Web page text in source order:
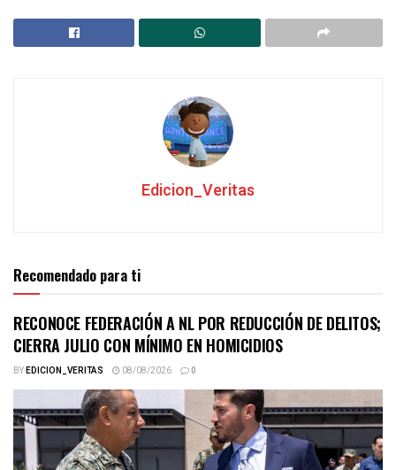
Edicion_Veritas
Recomendado para ti
RECONOCE FEDERACIÓN A NL POR REDUCCIÓN DE DELITOS;
CIERRA JULIO CON MÍNIMO EN HOMICIDIOS
BYEDICION_VERITAS 08/08/2026 0